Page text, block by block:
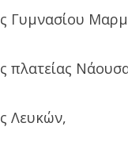
Γυμνασίου
πλατείας
Λευκών,